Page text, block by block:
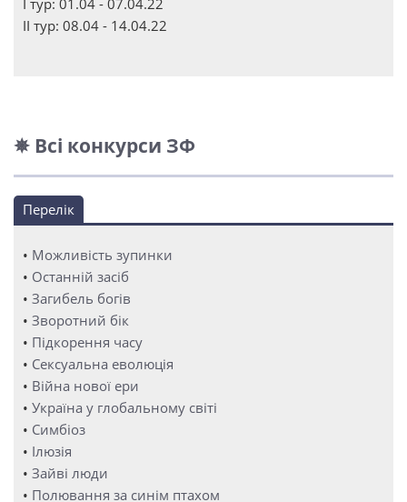
І тур: 01.04 - 07.04.22
ІІ тур: 08.04 - 14.04.22
✵ Всі конкурси ЗФ
Перелік
• Можливість зупинки
• Останній засіб
• Загибель богів
• Зворотний бік
• Підкорення часу
• Сексуальна еволюція
• Війна нової ери
• Україна у глобальному світі
• Симбіоз
• Ілюзія
• Зайві люди
• Полювання за синім птахом